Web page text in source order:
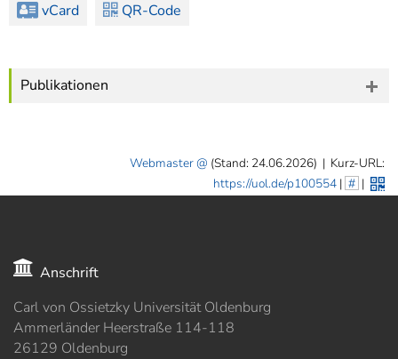
vCard QR-Code
Publikationen
Webmaster (Stand: 24.06.2026) | Kurz-URL:
https://uol.de/p100554| # |
Anschrift
Carl von Ossietzky Universität Oldenburg
Ammerländer Heerstraße 114-118
26129 Oldenburg